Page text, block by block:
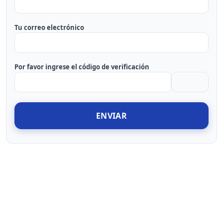
Tu correo electrónico
Por favor ingrese el código de verificación
ENVIAR